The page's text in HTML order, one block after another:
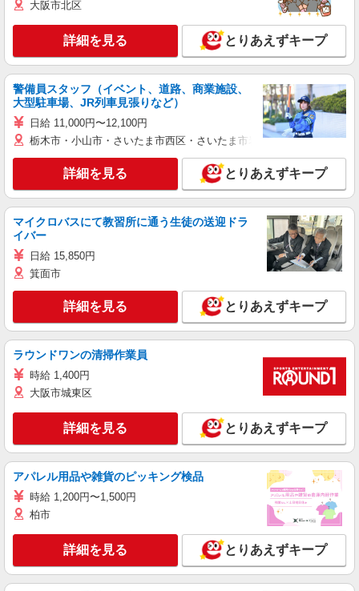
大阪市北区
詳細を見る とりあえずキープ
警備員スタッフ（イベント、道路、商業施設、
大型駐車場、JR列車見張りなど）
日給 11,000円〜12,100円
栃木市・小山市・さいたま市西区・さいたま市岩槻区・久喜市・蓮田
詳細を見る とりあえずキープ
マイクロバスにて教習所に通う生徒の送迎ドラ
イバー
日給 15,850円
箕面市
詳細を見る とりあえずキープ
ラウンドワンの清掃作業員
時給 1,400円
大阪市城東区
詳細を見る とりあえずキープ
アパレル用品や雑貨のピッキング検品
時給 1,200円〜1,500円
柏市
詳細を見る とりあえずキープ